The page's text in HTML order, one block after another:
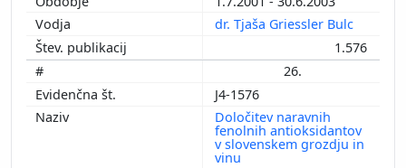
dr. Tjaša Griessler Bulc
1.576
26.
J4-1576
Določitev naravnih
fenolnih antioksidantov
v slovenskem grozdju in
vinu